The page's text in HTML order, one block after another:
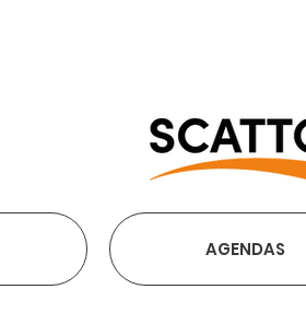
AGENDAS